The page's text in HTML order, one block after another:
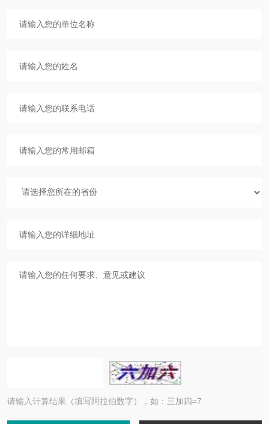
请输入计算结果（填写阿拉伯数字），如：三加四=7